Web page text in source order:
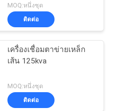
MOQ:หนึ่งชุด
ติดต่อ
เครื่องเชื่อมตาข่ายเหล็ก
เส้น 125kva
MOQ:หนึ่งชุด
ติดต่อ